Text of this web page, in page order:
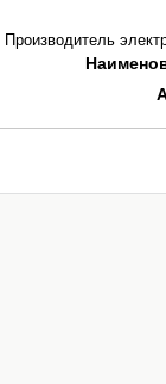
Производитель